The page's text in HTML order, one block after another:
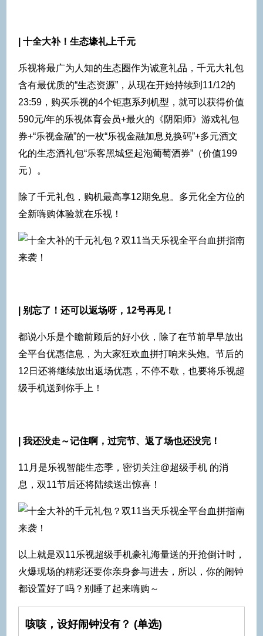
| 十全大补！生态壕礼上千元
乐视将最广为人知的生态圈作为诚意礼品，千元大礼包
含有最优质的“生态资源”，从现在开始持续到11/12的
23:59，购买乐视的4个钜惠系列机型，就可以获得价值
590元/年的乐视体育会员+最火的《阴阳师》游戏礼包
券+“乐视金融”的一枚“乐视金融加息兑换码”+多元酒文
化的生态酒礼包“乐客黑城堡起泡葡萄酒券”（价值199
元）。
除了千元礼包，购机最高享12期免息。多元化全方位的
全新嗨购体验就在乐视！
| 别忘了！还可以返场呀，12号再见！
都说小乐是个瞻前顾后的好小伙，除了在节前早早放出
全平台优惠信息，为大家狂欢血拼打响来头炮。节后的
12日还将继续放出返场优惠，不停不歇，也要将乐视超
级手机送到你手上！
| 我还没走～记住啊，过完节、返了场也还没完！
11月是乐视智能生态季，密切关注@超级手机 的消
息，双11节后还将陆续送出惊喜！
以上就是双11乐视超级手机豪礼海量送的开抢倒计时，
火爆现场的精彩还要你亲身参与进去，所以，你的闹钟
都设置好了吗？别睡了起来嗨购～
咳咳，设好闹钟没有？ (单选)